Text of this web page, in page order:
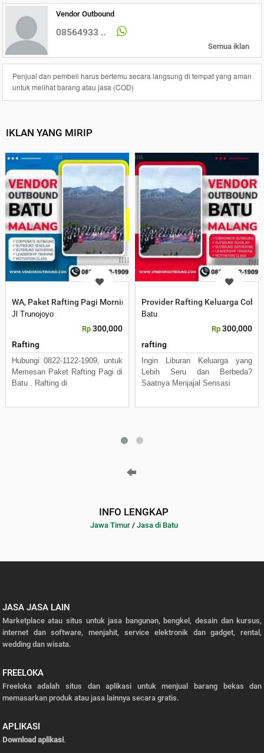
Vendor Outbound
08564933 ..
Semua iklan
Penjual dan pembeli harus bertemu secara langsung di tempat yang aman
untuk melihat barang atau jasa (COD)
IKLAN YANG MIRIP
WA, Paket Rafting Pagi Morning Trip di Batu
Jl Trunojoyo
Rp 300,000
Rafting
Hubungi 0822-1122-1909, untuk
Memesan Paket Rafting Pagi di
Batu . Rafting di
Provider Rafting Keluarga
Batu
Rp 300,000
rafting
Ingin Liburan Keluarga yang
Lebih Seru dan Berbeda?
Saatnya Menjajal Sensasi
INFO LENGKAP
Jawa Timur/ Jasa di Batu
JASA JASA LAIN
Marketplace atau situs untuk jasa bangunan, bengkel, desain dan kursus,
internet dan software, menjahit, service elektronik dan gadget, rental,
wedding dan wisata.
FREELOKA
Freeloka adalah situs dan aplikasi untuk menjual barang bekas dan
memasarkan produk atau jasa lainnya secara gratis.
APLIKASI
Download aplikasi.